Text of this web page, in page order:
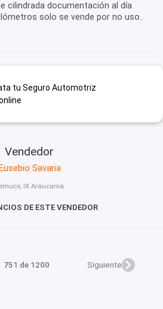
cilindrada documentación al día
solo se vende por no uso..
tu Seguro Automotriz
Vendedor
Eusebio Savaria
IX Araucanía
DE ESTE VENDEDOR
751 de 1200 Siguiente